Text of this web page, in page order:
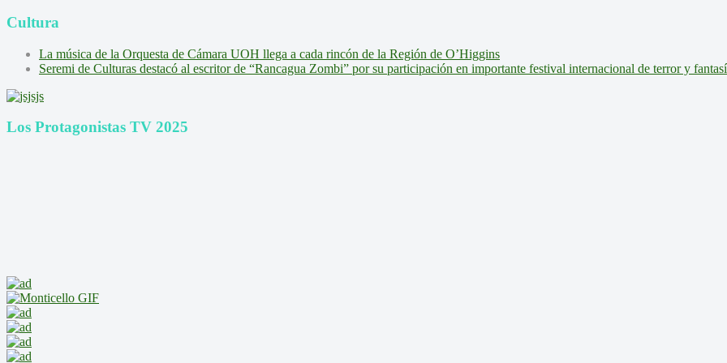
Cultura
La música de la Orquesta de Cámara UOH llega a cada rincón de la Región de O’Higgins
Seremi de Culturas destacó al escritor de “Rancagua Zombi” por su participación en importante festival internacional de terror y
Los Protagonistas TV 2025